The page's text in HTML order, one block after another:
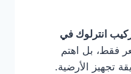
انترلوك في
فقط، بل اهتم
تجهيز الأرضية.